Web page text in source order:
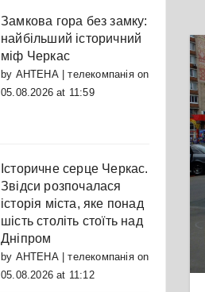
Замкова гора без замку:
найбільший історичний
міф Черкас
by АНТЕНА | телекомпаніяon
05.08.2026 at 11:59
Історичне серце Черкас.
Звідси розпочалася
історія міста, яке понад
шість століть стоїть над
Дніпром
by АНТЕНА | телекомпаніяon
05.08.2026 at 11:12